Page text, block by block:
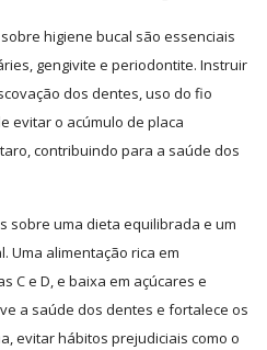
higiene bucal são essenciais
gengivite e periodontite. Instruir
dos dentes, uso do fio
evitar o acúmulo de placa
contribuindo para a saúde dos
sobre uma dieta equilibrada e um
Uma alimentação rica em
C e D, e baixa em açúcares e
a saúde dos dentes e fortalece os
evitar hábitos prejudiciais como o